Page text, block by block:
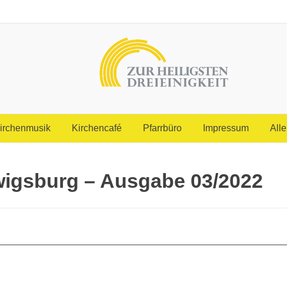
Kirchencafé Pfarrbüro Impressum
– Ausgabe 03/2022